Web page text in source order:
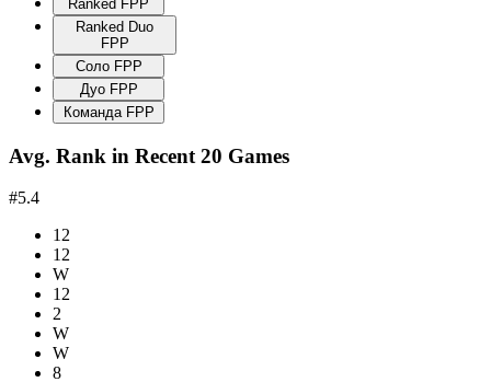
Ranked FPP
Ranked Duo
FPP
Соло FPP
Дуо FPP
Команда FPP
Avg. Rank in Recent 20 Games
#5.4
12
12
W
12
2
W
W
8